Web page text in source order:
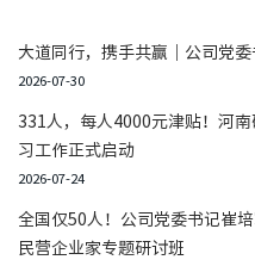
大道同行，携手共赢｜公司党
2026-07-30
331人，每人4000元津贴！河
习工作正式启动
2026-07-24
全国仅50人！公司党委书记崔
民营企业家专题研讨班